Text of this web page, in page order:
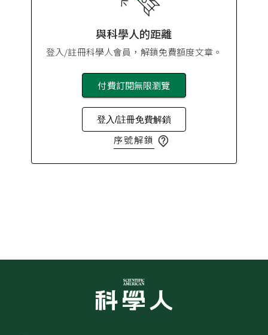
與科學人的距離
登入/註冊科學人會員，解鎖免費額度文章。
付費訂閱無限瀏覽
登入/註冊免費解鎖
序號解鎖